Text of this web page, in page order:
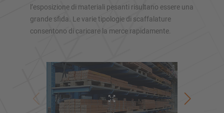
l’esposizione di materiali pesanti risultano essere una
grande sfida. Le varie tipologie di scaffalature
consentono di caricare la merce rapidamente.
SOLUZIONI DI STOCCAGGIO